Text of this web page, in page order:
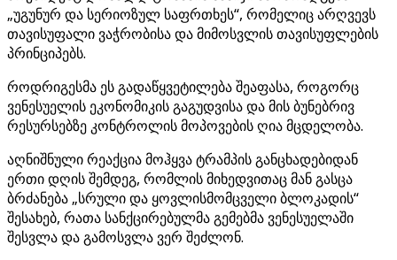
„უგუნურ და სერიოზულ საფრთხეს“, რომელიც არღვევს
თავისუფალი ვაჭრობისა და მიმოსვლის თავისუფლების
პრინციპებს.
როდრიგესმა ეს გადაწყვეტილება შეაფასა, როგორც
ვენესუელის ეკონომიკის გაგუდვისა და მის ბუნებრივ
რესურსებზე კონტროლის მოპოვების ღია მცდელობა.
აღნიშნული რეაქცია მოჰყვა ტრამპის განცხადებიდან
ერთი დღის შემდეგ, რომლის მიხედვითაც მან გასცა
ბრძანება „სრული და ყოვლისმომცველი ბლოკადის“
შესახებ, რათა სანქცირებულმა გემებმა ვენესუელაში
შესვლა და გამოსვლა ვერ შეძლონ.